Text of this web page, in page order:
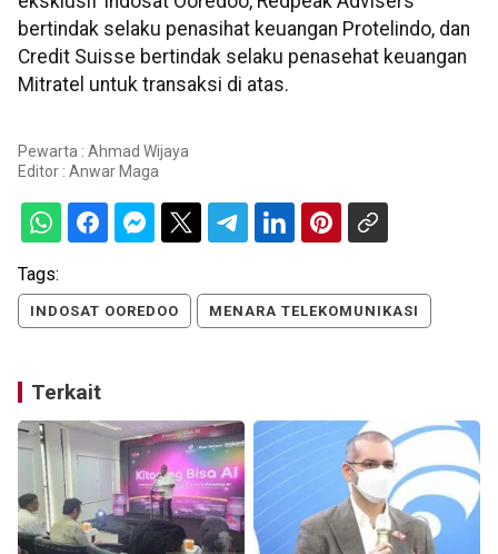
bertindak selaku penasihat keuangan Protelindo, dan
Credit Suisse bertindak selaku penasehat keuangan
Mitratel untuk transaksi di atas.
Pewarta : Ahmad Wijaya
Editor : Anwar Maga
Tags:
INDOSAT OOREDOO MENARA TELEKOMUNIKASI
Terkait